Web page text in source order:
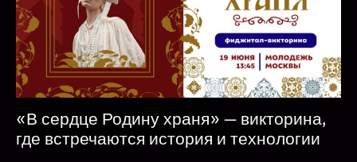
«В сердце Родину храня» — викторина,
где встречаются история и технологии